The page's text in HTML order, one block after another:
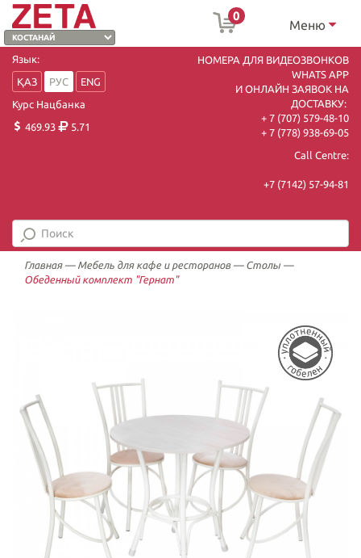
0
Меню
Язык:
ҚАЗ
РУС
ENG
Курс Нацбанка
469.93
5.71
НОМЕРА ДЛЯ ВИДЕОЗВОНКОВ
WHATS APP
И ОНЛАЙН ЗАЯВОК НА
ДОСТАВКУ:
+ 7 (707) 579-48-10
+ 7 (778) 938-69-05
Call Centre:
+7 (7142) 57-94-81
Главная— Мебель для кафе и ресторанов — Столы —
Обеденный комплект "Гернат"